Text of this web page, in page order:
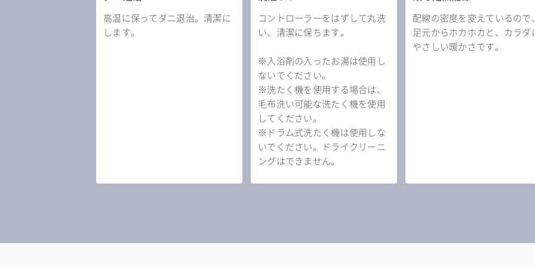
高温に保ってダニ退治。清潔に
します。
コントローラーをはずして丸洗
い、清潔に保ちます。
※入浴剤の入ったお湯は使用し
ないでください。
※洗たく機を使用する場合は、
毛布洗い可能な洗たく機を使用
してください。
※ドラム式洗たく機は使用しな
いでください。ドライクリーニ
ングはできません。
配線の密度を変えているので
足元からホカホカと、カラダ
やさしい暖かさです。